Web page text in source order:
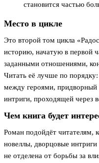
становится частью
Место в цикле
Это второй том цикла
историю, начатую в первой
заданными отношениями,
Читать её лучше по
между героями, придворный
интриги, проходящей через
Чем книга будет
Роман подойдёт читателям,
новеллы, дворцовые интриги
не отделена от борьбы за